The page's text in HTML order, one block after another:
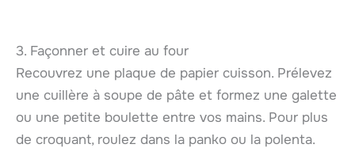
3. Façonner et cuire au four
Recouvrez une plaque de papier cuisson. Prélevez
une cuillère à soupe de pâte et formez une galette
ou une petite boulette entre vos mains. Pour plus
de croquant, roulez dans la panko ou la polenta.